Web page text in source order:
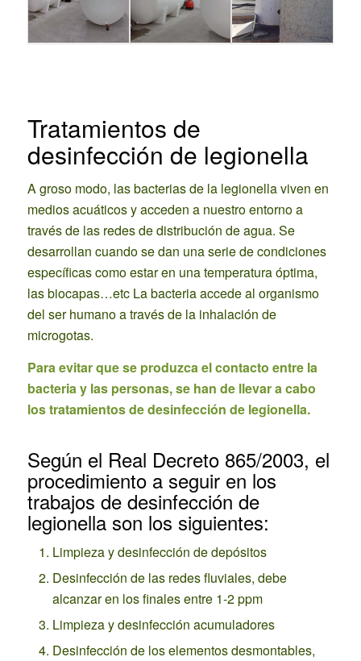
Tratamientos de
desinfección de legionella
A groso modo, las bacterias de la legionella viven en
medios acuáticos y acceden a nuestro entorno a
través de las redes de distribución de agua. Se
desarrollan cuando se dan una serie de condiciones
específicas como estar en una temperatura óptima,
las biocapas…etc La bacteria accede al organismo
del ser humano a través de la inhalación de
microgotas.
Para evitar que se produzca el contacto entre la
bacteria y las personas, se han de llevar a cabo
los tratamientos de desinfección de legionella.
Según el Real Decreto 865/2003, el
procedimiento a seguir en los
trabajos de desinfección de
legionella son los siguientes:
Limpieza y desinfección de depósitos
Desinfección de las redes fluviales, debe
alcanzar en los finales entre 1-2 ppm
Limpieza y desinfección acumuladores
Desinfección de los elementos desmontables,